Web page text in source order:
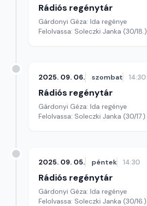
Rádiós regénytár
Gárdonyi Géza: Ida regénye
Felolvassa: Soleczki Janka (30/18.)
2025. 09. 06. szombat 14:30
Rádiós regénytár
Gárdonyi Géza: Ida regénye
Felolvassa: Soleczki Janka (30/17.)
2025. 09. 05. péntek 14:30
Rádiós regénytár
Gárdonyi Géza: Ida regénye
Felolvassa: Soleczki Janka (30/16.)